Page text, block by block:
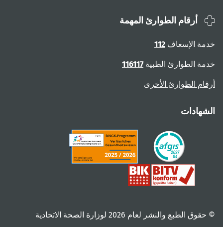
أرقام الطوارئ المهمة
خدمة الإسعاف 112
خدمة الطوارئ الطبية116117
أرقام الطوارئ الأخرى
الشهادات
© حقوق الطبع والنشر لعام ‎2026 لوزارة الصحة الاتحادية